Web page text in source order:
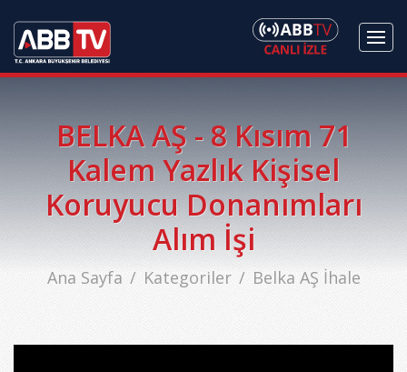
BELKA AŞ - 8 Kısım 71
Kalem Yazlık Kişisel
Koruyucu Donanımları
Alım İşi
Ana Sayfa Kategoriler Belka AŞ İhale